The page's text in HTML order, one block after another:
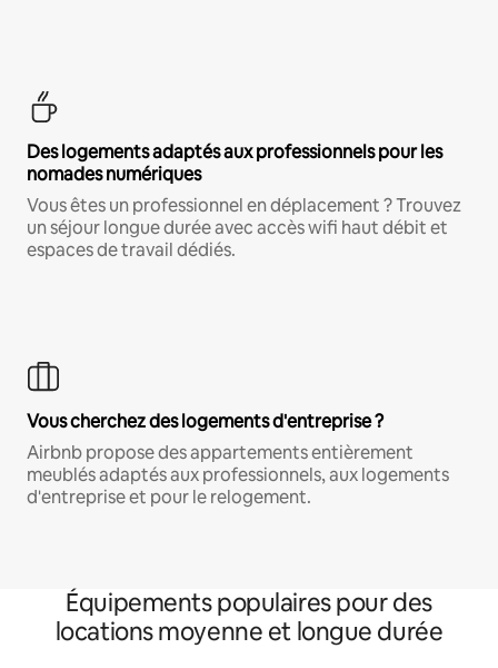
Des logements adaptés aux professionnels pour les
nomades numériques
Vous êtes un professionnel en déplacement ? Trouvez
un séjour longue durée avec accès wifi haut débit et
espaces de travail dédiés.
Vous cherchez des logements d'entreprise ?
Airbnb propose des appartements entièrement
meublés adaptés aux professionnels, aux logements
d'entreprise et pour le relogement.
Équipements populaires pour des
locations moyenne et longue durée